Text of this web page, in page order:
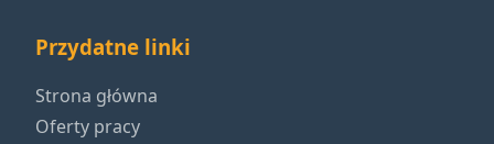
Przydatne linki
Strona główna
Oferty pracy